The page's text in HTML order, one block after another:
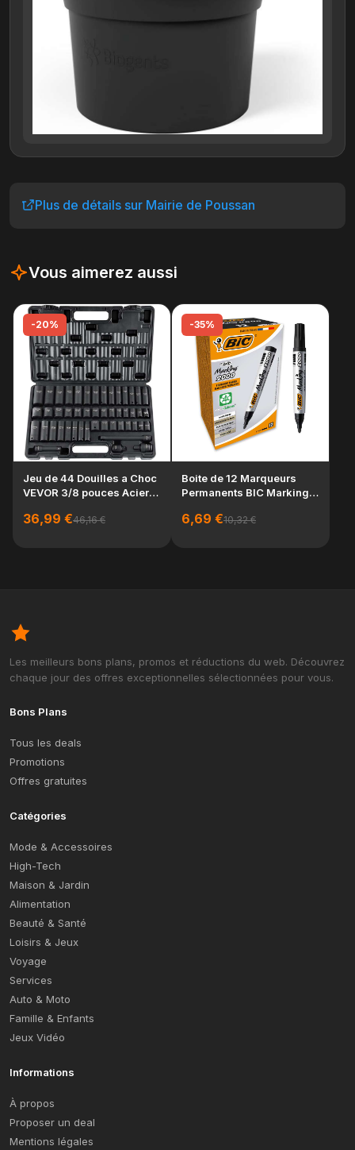
Plus de détails sur Mairie de Poussan
Vous aimerez aussi
-20%
Jeu de 44 Douilles a Choc
VEVOR 3/8 pouces Acier
36,99 €46,16 €
-35%
Boite de 12 Marqueurs
Permanents BIC Marking
6,69 €10,32 €
Les meilleurs bons plans, promos et réductions du web. Découvrez
chaque jour des offres exceptionnelles sélectionnées pour vous.
Bons Plans
Tous les deals
Promotions
Offres gratuites
Catégories
Mode & Accessoires
High-Tech
Maison & Jardin
Alimentation
Beauté & Santé
Loisirs & Jeux
Voyage
Services
Auto & Moto
Famille & Enfants
Jeux Vidéo
Informations
À propos
Proposer un deal
Mentions légales